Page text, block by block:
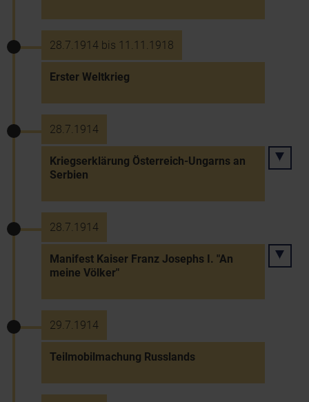
28.7.1914 bis 11.11.1918
Erster Weltkrieg
28.7.1914
Kriegserklärung Österreich-Ungarns an
Serbien
28.7.1914
Manifest Kaiser Franz Josephs I. "An
meine Völker"
29.7.1914
Teilmobilmachung Russlands